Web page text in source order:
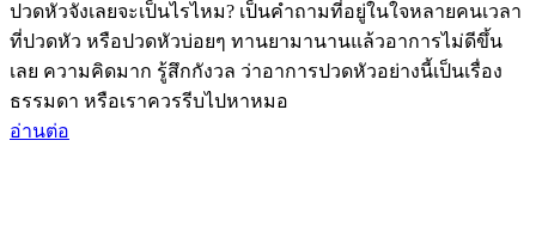
ปวดหัวจังเลยจะเป็นไรไหม? เป็นคำถามที่อยู่ในใจหลายคนเวลา
ที่ปวดหัว หรือปวดหัวบ่อยๆ ทานยามานานแล้วอาการไม่ดีขึ้น
เลย ความคิดมาก รู้สึกกังวล ว่าอาการปวดหัวอย่างนี้เป็นเรื่อง
ธรรมดา หรือเราควรรีบไปหาหมอ
อ่านต่อ